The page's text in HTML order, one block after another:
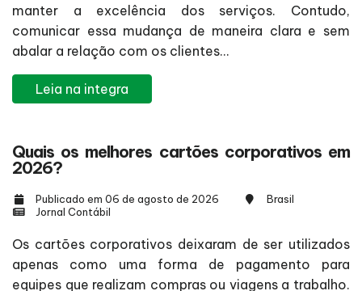
manter a excelência dos serviços. Contudo,
comunicar essa mudança de maneira clara e sem
abalar a relação com os clientes...
Leia na integra
Quais os melhores cartões corporativos em
2026?
Publicado em 06 de agosto de 2026
Brasil
Jornal Contábil
Os cartões corporativos deixaram de ser utilizados
apenas como uma forma de pagamento para
equipes que realizam compras ou viagens a trabalho.